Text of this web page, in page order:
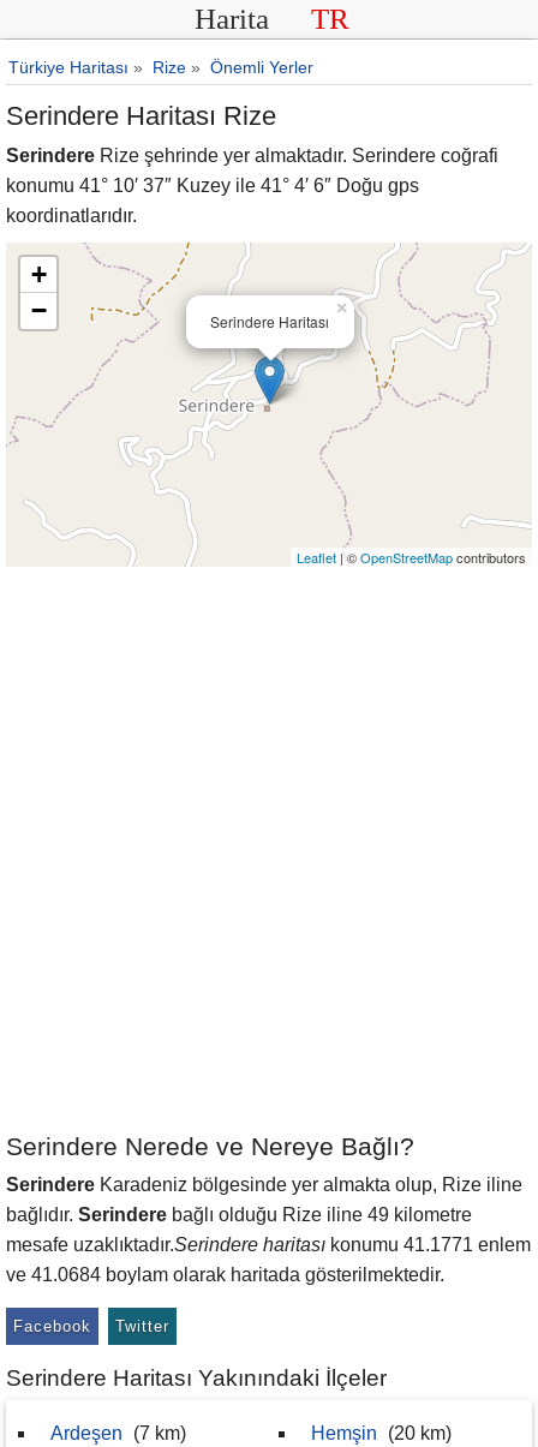
Harita TR
Türkiye Haritası » Rize » Önemli Yerler
Serindere Haritası Rize
Serindere Rize şehrinde yer almaktadır. Serindere coğrafi
konumu 41° 10′ 37″ Kuzey ile 41° 4′ 6″ Doğu gps
koordinatlarıdır.
Serindere Haritası
×
+
−
Leaflet | ©OpenStreetMapcontributors
Serindere Nerede ve Nereye Bağlı?
Serindere Karadeniz bölgesinde yer almakta olup, Rize iline
bağlıdır. Serindere bağlı olduğu Rize iline 49 kilometre
mesafe uzaklıktadır.Serindere haritası konumu 41.1771 enlem
ve 41.0684 boylam olarak haritada gösterilmektedir.
Facebook Twitter
Serindere Haritası Yakınındaki İlçeler
Ardeşen (7 km) Hemşin (20 km)